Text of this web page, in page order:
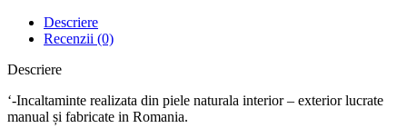
Descriere
Recenzii (0)
Descriere
‘-Incaltaminte realizata din piele naturala interior – exterior lucrate
manual și fabricate in Romania.